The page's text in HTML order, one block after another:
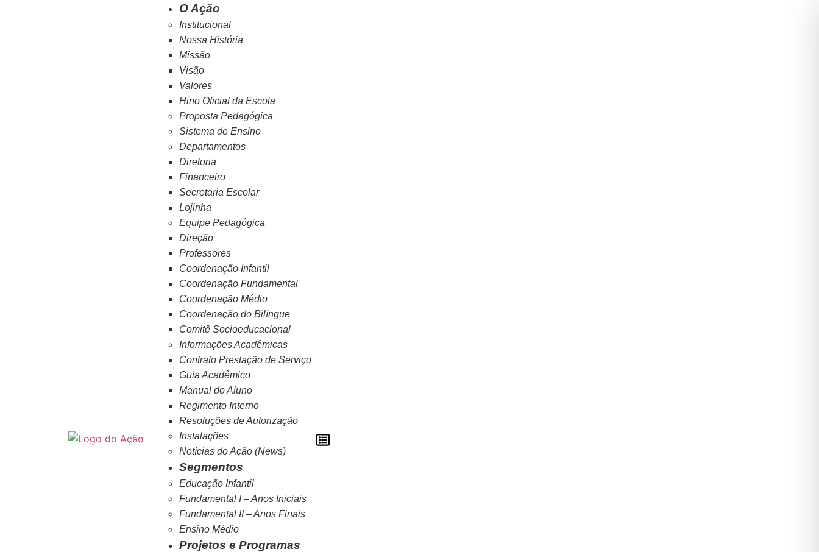
O Ação
Institucional
Nossa História
Missão
Visão
Valores
Hino Oficial da Escola
Proposta Pedagógica
Sistema de Ensino
Departamentos
Diretoria
Financeiro
Secretaria Escolar
Lojinha
Equipe Pedagógica
Direção
Professores
Coordenação Infantil
Coordenação Fundamental
Coordenação Médio
Coordenação do Bilíngue
Comitê Socioeducacional
Informações Acadêmicas
Contrato Prestação de Serviço
Guia Acadêmico
Manual do Aluno
Regimento Interno
Resoluções de Autorização
Instalações
Notícias do Ação (News)
Segmentos
Educação Infantil
Fundamental I – Anos Iniciais
Fundamental II – Anos Finais
Ensino Médio
Projetos e Programas